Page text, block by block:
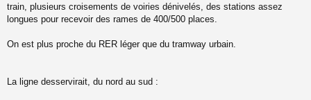
train, plusieurs croisements de voiries dénivelés, des stations assez
longues pour recevoir des rames de 400/500 places.
On est plus proche du RER léger que du tramway urbain.
La ligne desservirait, du nord au sud :